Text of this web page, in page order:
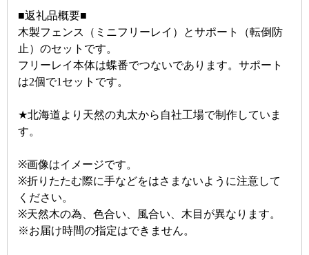
■返礼品概要■
木製フェンス（ミニフリーレイ）とサポート（転倒防
止）のセットです。
フリーレイ本体は蝶番でつないであります。サポート
は2個で1セットです。
★北海道より天然の丸太から自社工場で制作していま
す。
※画像はイメージです。
※折りたたむ際に手などをはさまないように注意して
ください。
※天然木の為、色合い、風合い、木目が異なります。
※お届け時間の指定はできません。